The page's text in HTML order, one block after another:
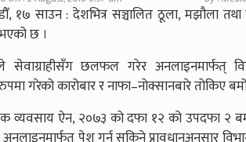
१७ साउन : देशभित्र सञ्चालित ठूला, मझौला
छ ।
सेवाग्राहीसँग छलफल गरेर अनलाइनमार्फत्
गरेको कारोबार र नाफा–नोक्सानबारे तोकिए
व्यवसाय ऐन, २०७३ को दफा १२ को उपदफा २